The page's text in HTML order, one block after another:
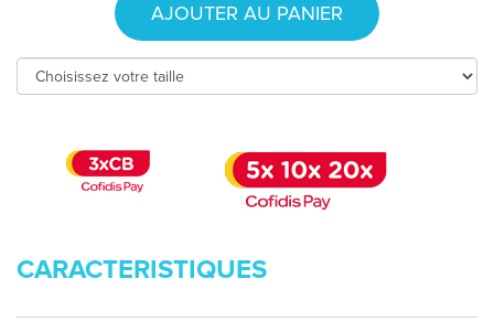
AJOUTER AU PANIER
CARACTERISTIQUES